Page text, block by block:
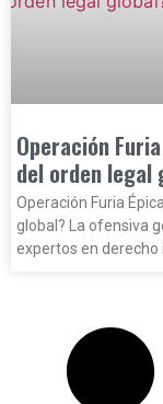
Operación
del orden legal
Operación Furia
global? La ofensiva
expertos en derecho